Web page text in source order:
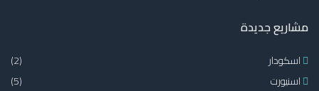
مشاريع جديدة
اسكودار
(2)
اسنيورت
(5)